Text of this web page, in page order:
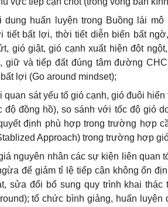
huấn luyện trong Buồng lái mô
tiết bất lợi, thời tiết diễn biến bất
gió giật, gió cạnh xuất hiện đột
giữvà tiếp đất đúng tâm đường
lợi (Go around mindset);
quan sát yếu tốgió cạnh, gió đuôi hiển
độ đồng hồ), so sánh với tốc độ gió
định phù hợp trong trường hợp
Approach) trong trường hợp
nguyên nhân các sự kiện liên quan
đểgiảm tỉlệ tiếp cận khôngổn
sửa đổi bổ sung quy trình khai
tổ chức bình giảng, huấn luyện